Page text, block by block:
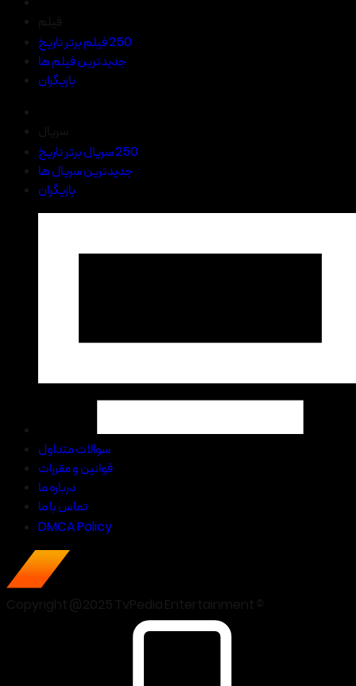
250 فیلم برتر تاریخ
جدیدترین فیلم ها
بازیگران
250 سریال برتر تاریخ
جدیدترین سریال ها
بازیگران
سوالات متداول
قوانین و مقررات
درباره ما
تماس با ما
DMCA Policy